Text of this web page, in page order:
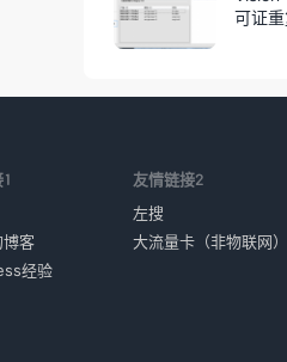
可证
客
经验
友情链接2
左搜
大流量卡（非物联网）